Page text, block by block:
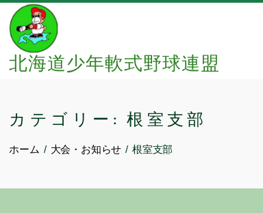
content
北海道少年軟式野球連盟
カテゴリー:根室支部
ホーム 大会・お知らせ 根室支部